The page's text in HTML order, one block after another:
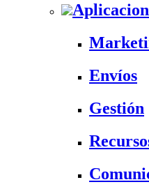
Envíos
Gestión